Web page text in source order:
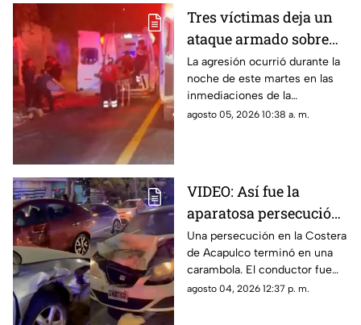
Tres víctimas deja un
ataque armado sobre
carretera federal de
Iguala
La agresión ocurrió durante la
noche de este martes en las
inmediaciones de la
comunidad de El Naranjo.
agosto 05, 2026 10:38 a. m.
VIDEO: Así fue la
aparatosa persecución
que terminó en
carambola en la
Costera de Acapulco
Una persecución en la Costera
de Acapulco terminó en una
carambola. El conductor fue
detenido y reportan personas
agosto 04, 2026 12:37 p. m.